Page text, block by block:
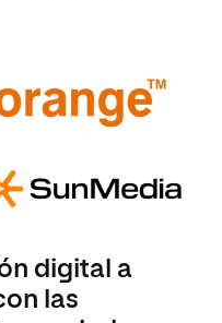
digital a
las